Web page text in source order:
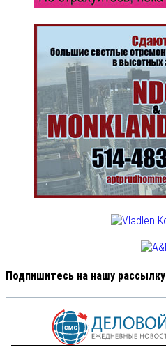
Подпишитесь на нашу рассылку